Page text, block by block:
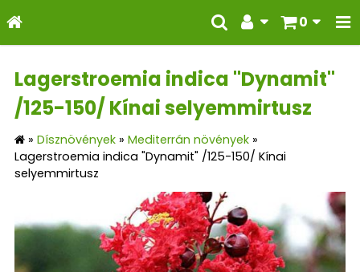
0
Lagerstroemia indica "Dynamit"
/125-150/ Kínai selyemmirtusz
» Dísznövények » Mediterrán növények »
Lagerstroemia indica "Dynamit" /125-150/ Kínai
selyemmirtusz